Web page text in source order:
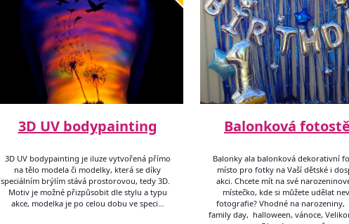
3D UV bodypainting
3D UV bodypainting je iluze vytvořená přímo
na tělo modela či modelky, která se díky
speciálním brýlím stává prostorovou, tedy 3D.
Motiv je možné přizpůsobit dle stylu a typu
akce, modelka je po celou dobu ve speci…
Balonková
Balonky ala balonková dekorativní
místo pro fotky na Vaší dětské i
akci. Chcete mít na své
místečko, kde si můžete udělat
fotografie? Vhodné na narozeniny,
family day, halloween, vánoce,